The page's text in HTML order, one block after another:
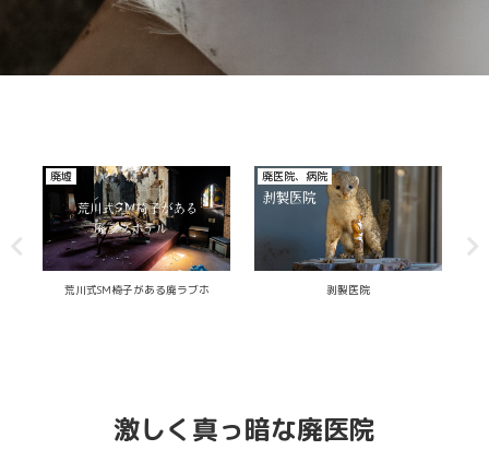
その他
廃ラジコンサーキット
廃医院、病院
瀬戸内の廃医院
激しく真っ暗な廃医院